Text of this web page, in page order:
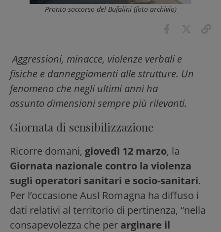
Pronto soccorso del Bufalini (foto archivio)
Aggressioni, minacce, violenze verbali e
fisiche e danneggiamenti alle strutture. Un
fenomeno che negli ultimi anni ha
assunto dimensioni sempre più rilevanti.
Giornata di sensibilizzazione
Ricorre domani, giovedì 12 marzo, la
Giornata nazionale contro la violenza
sugli operatori sanitari e socio-sanitari.
Per l’occasione Ausl Romagna ha diffuso i
dati relativi al territorio di pertinenza, “nella
consapevolezza che per arginare il